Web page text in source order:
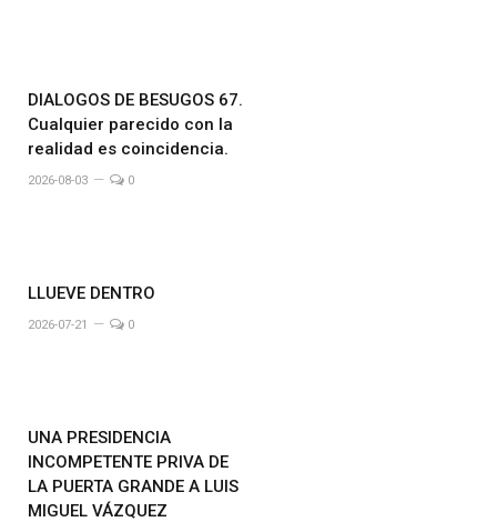
DIALOGOS DE BESUGOS 67.
Cualquier parecido con la
realidad es coincidencia.
2026-08-03 0
LLUEVE DENTRO
2026-07-21 0
UNA PRESIDENCIA
INCOMPETENTE PRIVA DE
LA PUERTA GRANDE A LUIS
MIGUEL VÁZQUEZ